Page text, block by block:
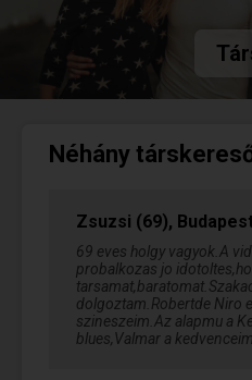
Néhány
Zsuzsi (69),
69 eves holgy vagyok.A
probalkozas jo
dolgoztam.Robertde Niro
szineszeim.Az alapmu a
blues,Valmar a